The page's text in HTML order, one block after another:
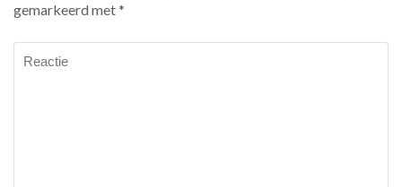
gemarkeerd met*